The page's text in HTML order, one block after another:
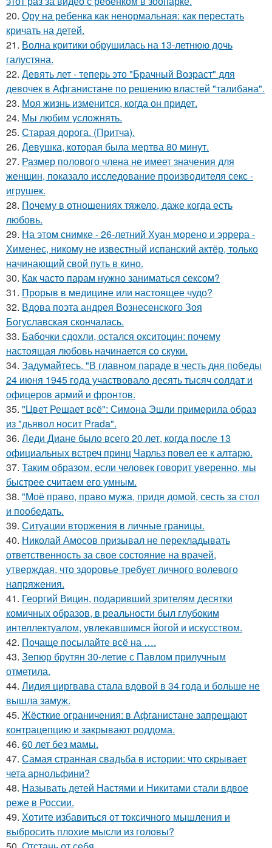
20. Ору на ребенка как ненормальная: как перестать
кричать на детей.
21. Волна критики обрушилась на 13-летнюю дочь
галустяна.
22. Девять лет - теперь это "Брачный Возраст" для
девочек в Афганистане по решению властей "талибана".
23. Моя жизнь изменится, когда он придет.
24. Мы любим усложнять.
25. Старая дорога. (Притча).
26. Девушка, которая была мертва 80 минут.
27. Размер полового члена не имеет значения для
женщин, показало исследование производителя секс -
игрушек.
28. Почему в отношениях тяжело, даже когда есть
любовь.
29. На этом снимке - 26-летний Хуан морено и эррера -
Хименес, никому не известный испанский актёр, только
начинающий свой путь в кино.
30. Как часто парам нужно заниматься сексом?
31. Прорыв в медицине или настоящее чудо?
32. Вдова поэта андрея Вознесенского Зоя
Богуславская скончалась.
33. Бабочки сдохли, остался окситоцин: почему
настоящая любовь начинается со скуки.
34. Задумайтесь. "В главном параде в честь дня победы
24 июня 1945 года участвовало десять тысяч солдат и
офицеров армий и фронтов.
35. "Цвет Решает всё": Симона Эшли примерила образ
из "дьявол носит Prada".
36. Леди Диане было всего 20 лет, когда после 13
официальных встреч принц Чарльз повел ее к алтарю.
37. Таким образом, если человек говорит уверенно, мы
быстрее считаем его умным.
38. "Моё право, право мужа, придя домой, сесть за стол
и пообедать.
39. Ситуации вторжения в личные границы.
40. Николай Амосов призывал не перекладывать
ответственность за свое состояние на врачей,
утверждая, что здоровье требует личного волевого
напряжения.
41. Георгий Вицин, подаривший зрителям десятки
комичных образов, в реальности был глубоким
интеллектуалом, увлекавшимся йогой и искусством.
42. Почаще посылайте всё на ….
43. Зепюр брутян 30-летие с Павлом прилучным
отметила.
44. Лидия циргвава стала вдовой в 34 года и больше не
вышла замуж.
45. Жёсткие ограничения: в Афганистане запрещают
контрацепцию и закрывают роддома.
46. 60 лет без мамы.
47. Самая странная свадьба в истории: что скрывает
чета арнольфини?
48. Называть детей Настями и Никитами стали вдвое
реже в России.
49. Хотите избавиться от токсичного мышления и
выбросить плохие мысли из головы?